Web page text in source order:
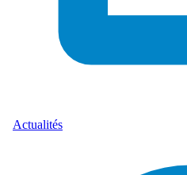
Actualités